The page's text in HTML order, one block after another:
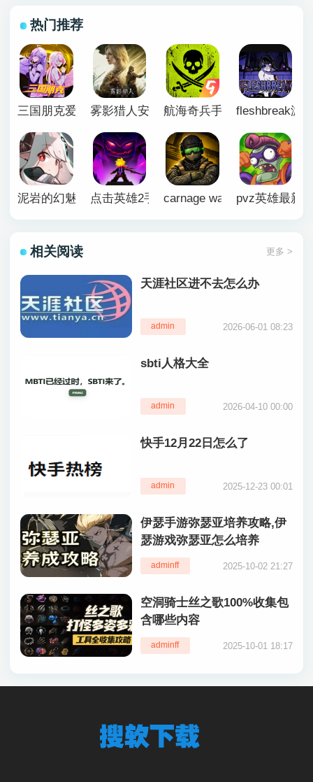
热门推荐
三国朋克爱与破坏之神官方版
雾影猎人安卓移植版航海奇兵手游正版fleshbreak游
泥岩的幻魅寂途手机版点击英雄2手机版carnage wars英文版pvz英雄最新
相关阅读 更多 >
天涯社区进不去怎么办
admin 2026-06-01 08:23
sbti人格大全
admin 2026-04-10 00:00
快手12月22日怎么了
admin 2025-12-23 00:01
伊瑟手游弥瑟亚培养攻略,伊
瑟游戏弥瑟亚怎么培养
adminff 2025-10-02 21:27
空洞骑士丝之歌100%收集包
含哪些内容
adminff 2025-10-01 18:17